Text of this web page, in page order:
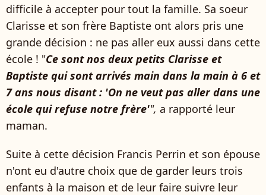
difficile à accepter pour tout la famille. Sa soeur
Clarisse et son frère Baptiste ont alors pris une
grande décision : ne pas aller eux aussi dans cette
école ! "Ce sont nos deux petits Clarisse et
Baptiste qui sont arrivés main dans la main à 6 et
7 ans nous disant : 'On ne veut pas aller dans une
école qui refuse notre frère'", a rapporté leur
maman.
Suite à cette décision Francis Perrin et son épouse
n'ont eu d'autre choix que de garder leurs trois
enfants à la maison et de leur faire suivre leur